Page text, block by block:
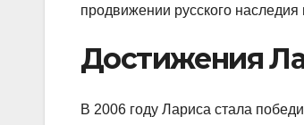
продвижении русского наследия
Достижения
В 2006 году Лариса стала